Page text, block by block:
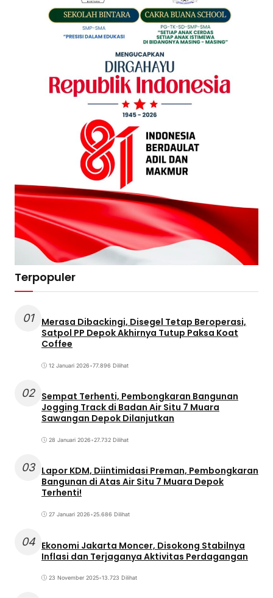
Terpopuler
01
Merasa Dibackingi, Disegel Tetap Beroperasi,
Satpol PP Depok Akhirnya Tutup Paksa Koat
Coffee
12 Januari 2026•77.896 Dilihat
02 Sempat Terhenti, Pembongkaran Bangunan
Jogging Track di Badan Air Situ 7 Muara
Sawangan Depok Dilanjutkan
28 Januari 2026•27.732 Dilihat
03 Lapor KDM, Diintimidasi Preman, Pembongkaran
Bangunan di Atas Air Situ 7 Muara Depok
Terhenti!
27 Januari 2026•25.686 Dilihat
04 Ekonomi Jakarta Moncer, Disokong Stabilnya
Inflasi dan Terjaganya Aktivitas Perdagangan
23 November 2025•13.723 Dilihat